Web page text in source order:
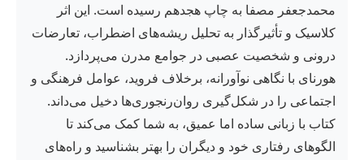
محمدجعفر مصفا به چاپ هجدهم رسیده است. این اثر
کلاسیک و تأثیرگذار به تحلیل ریشه‌های اضطراب، تعارضات
درونی و شخصیت عصبی در جوامع مدرن می‌پردازد.
هورنای با نگاهی نوآورانه، برخلاف فروید، عوامل فرهنگی و
اجتماعی را در شکل‌گیری روان‌رنجوری‌ها دخیل می‌داند.
کتاب با زبانی ساده اما عمیق، به شما کمک می‌کند تا
الگوهای رفتاری خود و دیگران را بهتر بشناسید و راه‌های